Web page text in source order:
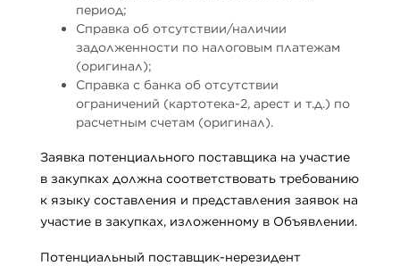
период;
Справка об отсутствии/наличии
задолженности по налоговым платежам
(оригинал);
Справка с банка об отсутствии
ограничений (картотека-2, арест и т.д.) по
расчетным счетам (оригинал).
Заявка потенциального поставщика на участие
в закупках должна соответствовать требованию
к языку составления и представления заявок на
участие в закупках, изложенному в Объявлении.
Потенциальный поставщик-нерезидент